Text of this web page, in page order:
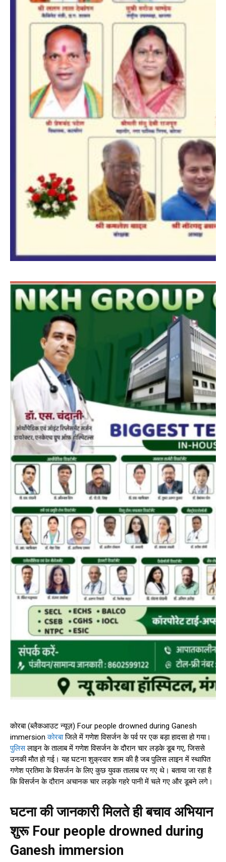
कोरबा (ब्लैकआउट न्यूज़) Four people drowned during Ganesh
immersionकोरबाजिले में गणेश विसर्जन के पर्व पर एक बड़ा हादसा हो गया।
पुलिसलाइन के तालाब में गणेश विसर्जन के दौरान चार लड़के डूब गए, जिससे
उनकी मौत हो गई। यह घटना शुक्रवार शाम की है जब पुलिस लाइन में स्थापित
गणेश प्रतिमा के विसर्जन के लिए कुछ युवक तालाब पर गए थे। बताया जा रहा है
कि विसर्जन के दौरान अचानक चार लड़के गहरे पानी में चले गए और डूबने लगे।
घटना की जानकारी मिलते ही बचाव अभियान
शुरू Four people drowned during
Ganesh immersion